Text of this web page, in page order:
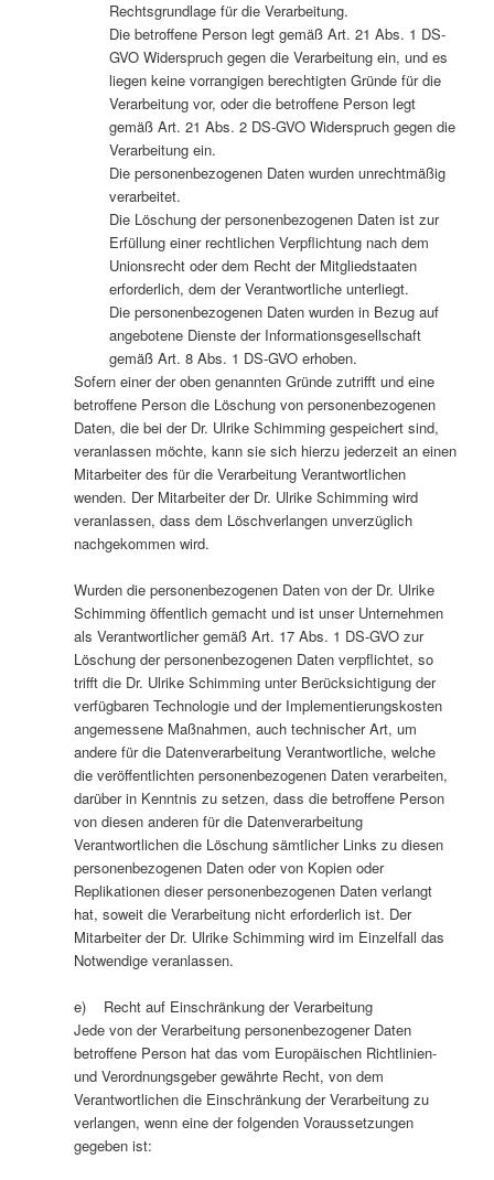
Rechtsgrundlage für die Verarbeitung.
Die betroffene Person legt gemäß Art. 21 Abs. 1 DS-
GVO Widerspruch gegen die Verarbeitung ein, und es
liegen keine vorrangigen berechtigten Gründe für die
Verarbeitung vor, oder die betroffene Person legt
gemäß Art. 21 Abs. 2 DS-GVO Widerspruch gegen die
Verarbeitung ein.
Die personenbezogenen Daten wurden unrechtmäßig
verarbeitet.
Die Löschung der personenbezogenen Daten ist zur
Erfüllung einer rechtlichen Verpflichtung nach dem
Unionsrecht oder dem Recht der Mitgliedstaaten
erforderlich, dem der Verantwortliche unterliegt.
Die personenbezogenen Daten wurden in Bezug auf
angebotene Dienste der Informationsgesellschaft
gemäß Art. 8 Abs. 1 DS-GVO erhoben.
Sofern einer der oben genannten Gründe zutrifft und eine
betroffene Person die Löschung von personenbezogenen
Daten, die bei der Dr. Ulrike Schimming gespeichert sind,
veranlassen möchte, kann sie sich hierzu jederzeit an einen
Mitarbeiter des für die Verarbeitung Verantwortlichen
wenden. Der Mitarbeiter der Dr. Ulrike Schimming wird
veranlassen, dass dem Löschverlangen unverzüglich
nachgekommen wird.
Wurden die personenbezogenen Daten von der Dr. Ulrike
Schimming öffentlich gemacht und ist unser Unternehmen
als Verantwortlicher gemäß Art. 17 Abs. 1 DS-GVO zur
Löschung der personenbezogenen Daten verpflichtet, so
trifft die Dr. Ulrike Schimming unter Berücksichtigung der
verfügbaren Technologie und der Implementierungskosten
angemessene Maßnahmen, auch technischer Art, um
andere für die Datenverarbeitung Verantwortliche, welche
die veröffentlichten personenbezogenen Daten verarbeiten,
darüber in Kenntnis zu setzen, dass die betroffene Person
von diesen anderen für die Datenverarbeitung
Verantwortlichen die Löschung sämtlicher Links zu diesen
personenbezogenen Daten oder von Kopien oder
Replikationen dieser personenbezogenen Daten verlangt
hat, soweit die Verarbeitung nicht erforderlich ist. Der
Mitarbeiter der Dr. Ulrike Schimming wird im Einzelfall das
Notwendige veranlassen.
e) Recht auf Einschränkung der Verarbeitung
Jede von der Verarbeitung personenbezogener Daten
betroffene Person hat das vom Europäischen Richtlinien-
und Verordnungsgeber gewährte Recht, von dem
Verantwortlichen die Einschränkung der Verarbeitung zu
verlangen, wenn eine der folgenden Voraussetzungen
gegeben ist: